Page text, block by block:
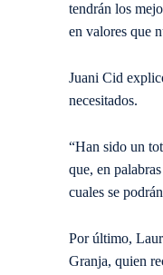
tendrán los
en valores que
Juani Cid
necesitados.
“Han sido un
que, en
cuales se
Por último,
Granja, quien